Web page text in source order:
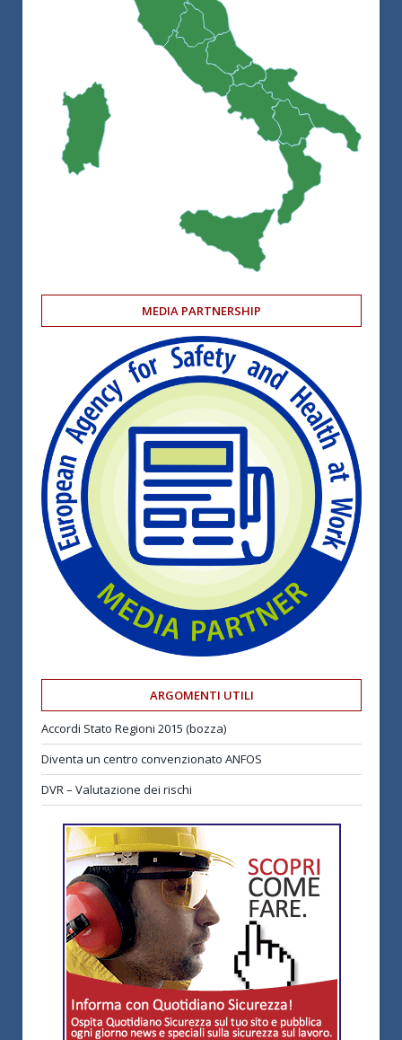
MEDIA PARTNERSHIP
ARGOMENTI UTILI
Accordi Stato Regioni 2015 (bozza)
Diventa un centro convenzionato ANFOS
DVR – Valutazione dei rischi